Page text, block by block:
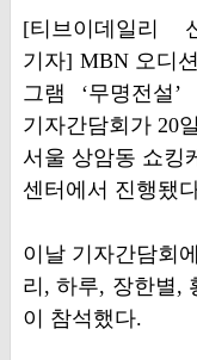
[티브이데일리
기자] MBN 오디
그램 ‘무명전설’
기자간담회가 20
서울 상암동 쇼킹
센터에서 진행됐
이날 기자간담회
리, 하루, 장한별,
이 참석했다.